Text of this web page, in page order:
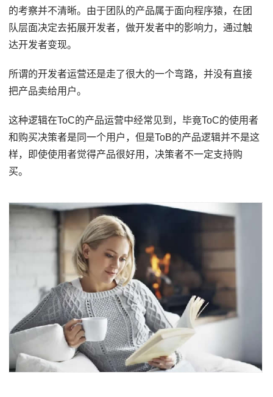
的考察并不清晰。由于团队的产品属于面向程序猿，在团
队层面决定去拓展开发者，做开发者中的影响力，通过触
达开发者变现。
所谓的开发者运营还是走了很大的一个弯路，并没有直接
把产品卖给用户。
这种逻辑在ToC的产品运营中经常见到，毕竟ToC的使用者
和购买决策者是同一个用户，但是ToB的产品逻辑并不是这
样，即使使用者觉得产品很好用，决策者不一定支持购
买。